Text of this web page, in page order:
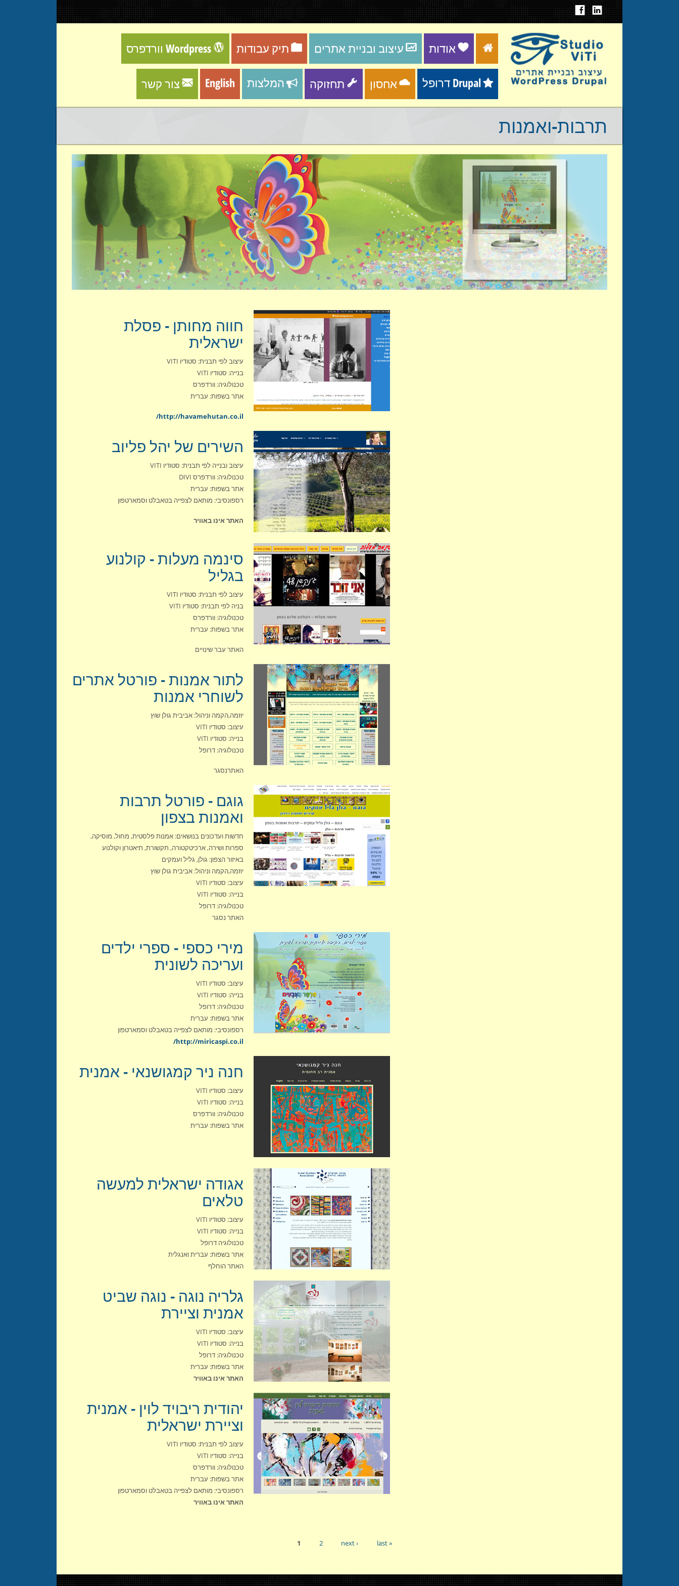
אודות עיצוב ובניית אתרים תיק עבודות וורדפרס Wordpress
דרופל Drupal אחסון תחזוקה המלצות English צור קשר
תרבות-ואמנות
אתרים לסופרים ומשוררים
חווה מחותן - פסלת
ישראלית
עיצוב לפי תבנית: סטודיו VITI
בנייה: סטודיו VITI
טכנולוגיה: וורדפרס
אתר בשפות: עברית
http://havamehutan.co.il/
השירים של יהל פליוב
עיצוב ובנייה לפי תבנית: סטודיו VITI
טכנולוגיה: וורדפרס DIVI
אתר בשפות: עברית
רספונסיבי: מותאם לצפייה בטאבלט וסמארטפון
האתר אינו באוויר
סינמה מעלות - קולנוע
בגליל
עיצוב לפי תבנית: סטודיו VITI
בניה לפי תבנית: סטודיו VITI
טכנולוגיה: וורדפרס
אתר בשפות: עברית
האתר עבר שינויים
לתור אמנות - פורטל אתרים
לשוחרי אמנות
יוזמה,הקמה וניהול: אביבית גולן שוץ
עיצוב: סטודיו VITI
בנייה: סטודיו VITI
טכנולוגיה: דרופל
האתרנסגר
גוגם - פורטל תרבות
ואמנות בצפון
חדשות ועדכונים בנושאים: אמנות פלסטית, מחול, מוסיקה,
ספרות ושירה, ארכיטקטורה, תקשורת, תיאטרון וקולנוע
באיזור הצפון: גולן, גליל ועמקים
יוזמה,הקמה וניהול: אביבית גולן שוץ
עיצוב: סטודיו VITI
בנייה: סטודיו VITI
טכנולוגיה: דרופל
האתר נסגר
מירי כספי - ספרי ילדים
ועריכה לשונית
עיצוב: סטודיו VITI
בנייה: סטודיו VITI
טכנולוגיה: דרופל
אתר בשפות: עברית
רספונסיבי: מותאם לצפייה בטאבלט וסמארטפון
http://miricaspi.co.il/
חנה ניר קמגושנאי - אמנית
עיצוב: סטודיו VITI
בנייה: סטודיו VITI
טכנולוגיה: וורדפרס
אתר בשפות: עברית
אגודה ישראלית למעשה
טלאים
עיצוב: סטודיו VITI
בנייה: סטודיו VITI
טכנולוגיה דרופל
אתר בשפות: עברית ואנגלית
האתר הוחלף
גלריה נוגה - נוגה שביט
אמנית וציירת
עיצוב: סטודיו VITI
בנייה: סטודיו VITI
טכנולוגיה: דרופל
אתר בשפות: עברית
האתר אינו באוויר
יהודית ריבויד לוין - אמנית
וציירת ישראלית
עיצוב לפי תבנית: סטודיו VITI
בנייה: סטודיו VITI
טכנולוגיה: וורדפרס
אתר בשפות: עברית
רספונסיבי: מותאם לצפייה בטאבלט וסמארטפון
האתר אינו באוויר
1 2 next › last »